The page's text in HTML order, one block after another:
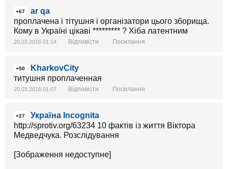
+67
ar qa
проплачена і тітушня і організатори цього зборища.
Кому в Україні цікаві ********* ? Хіба латентним
20.03.2016 01:14 Відповісти Посилання
+50
KharkovCity
титушня проплаченная
20.03.2016 01:07 Відповісти Посилання
+27
Україна Incognita
http://sprotiv.org/63234 10 фактів із життя Віктора
Медведчука. Розслідування
[Зображення недоступне]